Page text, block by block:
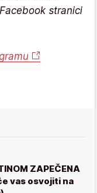
stranici
ZAPEČENA
vas osvojiti na